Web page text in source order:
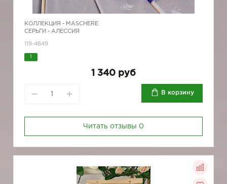
КОЛЛЕКЦИЯ - MASCHERE
СЕРЬГИ - АЛЕССИЯ
119-4849
1 340 руб
В корзину
Читать отзывы 0